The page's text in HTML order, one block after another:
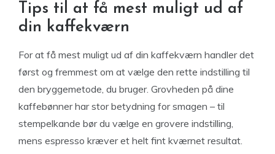
Tips til at få mest muligt ud af
din kaffekværn
For at få mest muligt ud af din kaffekværn handler det
først og fremmest om at vælge den rette indstilling til
den bryggemetode, du bruger. Grovheden på dine
kaffebønner har stor betydning for smagen – til
stempelkande bør du vælge en grovere indstilling,
mens espresso kræver et helt fint kværnet resultat.